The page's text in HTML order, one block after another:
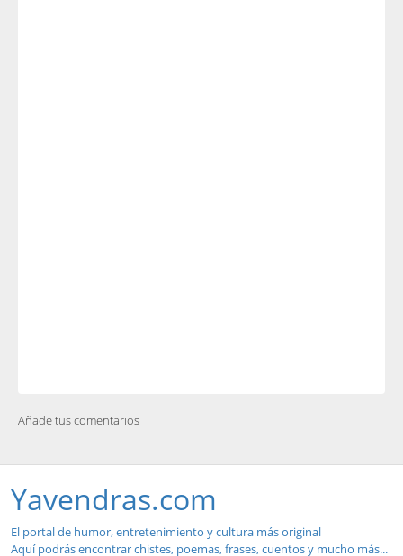
Añade tus comentarios
Yavendras.com
El portal de humor, entretenimiento y cultura más original
Aquí podrás encontrar chistes, poemas, frases, cuentos y mucho más...